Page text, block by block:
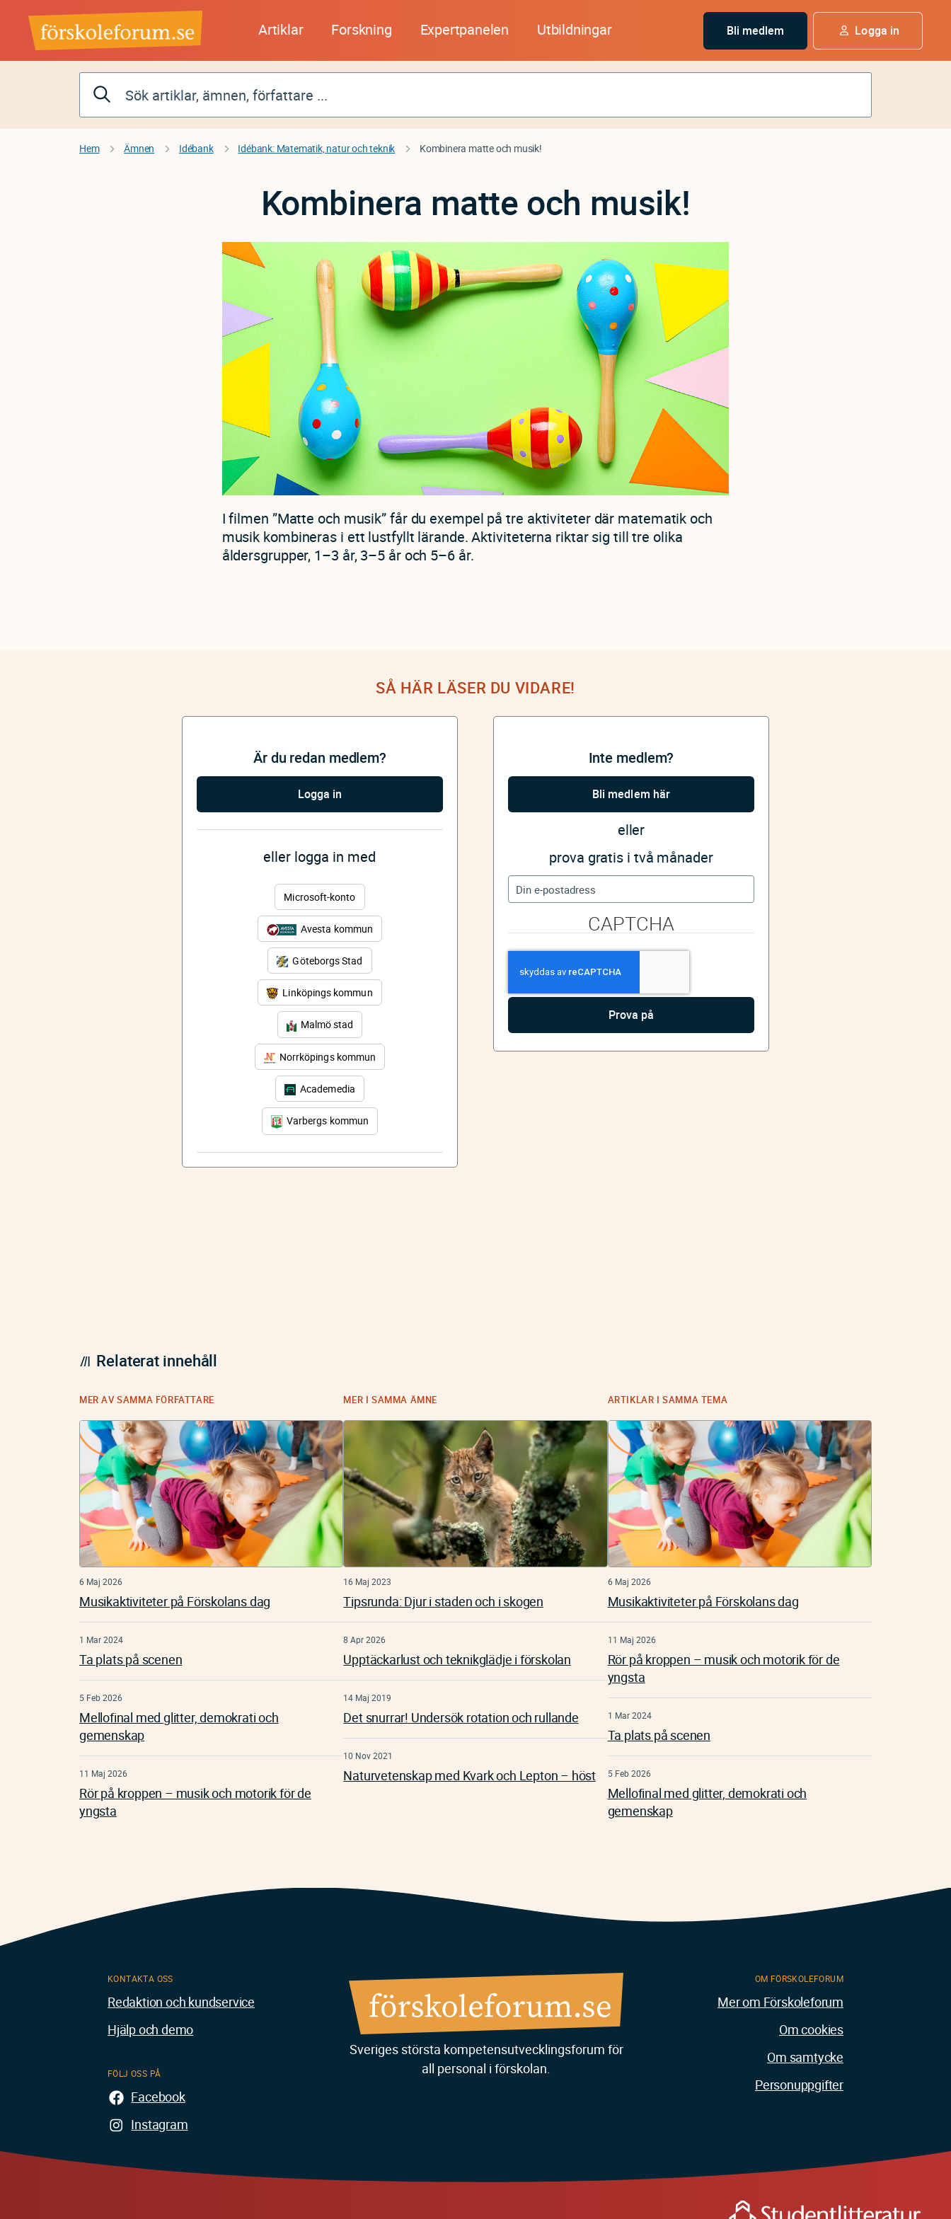
huvudinnehåll
Artiklar Forskning Expertpanelen Utbildningar Bli medlem Logga in
Hem Ämnen Idébank Idébank: Matematik, natur och teknik Kombinera matte och musik!
Kombinera matte och musik!
I filmen ”Matte och musik” får du exempel på tre aktiviteter där matematik och
musik kombineras i ett lustfyllt lärande. Aktiviteterna riktar sig till tre olika
åldersgrupper, 1–3 år, 3–5 år och 5–6 år.
SÅ HÄR LÄSER DU VIDARE!
Är du redan medlem?
Logga in
eller logga in med
Microsoft-konto
Avesta kommun
Göteborgs Stad
Linköpings kommun
Malmö stad
Norrköpings kommun
Academedia
Varbergs kommun
Inte medlem?
Bli medlem här
eller
prova gratis i två månader
CAPTCHA
Relaterat innehåll
MER AV SAMMA FÖRFATTARE
6 Maj 2026
Musikaktiviteter på Förskolans dag
1 Mar 2024
Ta plats på scenen
5 Feb 2026
Mellofinal med glitter, demokrati och
gemenskap
11 Maj 2026
Rör på kroppen – musik och motorik för de
yngsta
MER I SAMMA ÄMNE
16 Maj 2023
Tipsrunda: Djur i staden och i skogen
8 Apr 2026
Upptäckarlust och teknikglädje i förskolan
14 Maj 2019
Det snurrar! Undersök rotation och rullande
10 Nov 2021
Naturvetenskap med Kvark och Lepton – höst
ARTIKLAR I SAMMA TEMA
6 Maj 2026
Musikaktiviteter på Förskolans dag
11 Maj 2026
Rör på kroppen – musik och motorik för de
yngsta
1 Mar 2024
Ta plats på scenen
5 Feb 2026
Mellofinal med glitter, demokrati och
gemenskap
Sveriges största kompetensutvecklingsforum för
all personal i förskolan.
KONTAKTA OSS
Redaktion och kundservice
Hjälp och demo
FÖLJ OSS PÅ
Facebook
Instagram
OM FÖRSKOLEFORUM
Mer om Förskoleforum
Om cookies
Om samtycke
Personuppgifter